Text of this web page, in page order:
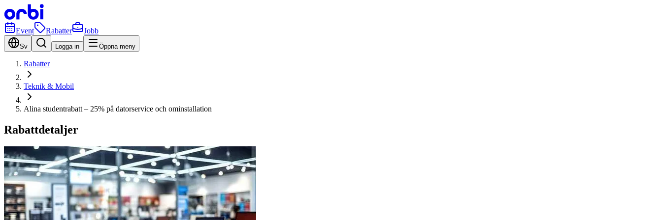
Event Rabatter Jobb
Sv Logga in Öppna meny
Rabatter
Teknik & Mobil
Alina studentrabatt – 25% på datorservice och ominstallation
Rabattdetaljer